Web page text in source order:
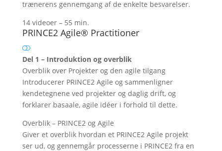
trænerens gennemgang af de enkelte besvarelser.
14 videoer – 55 min.
PRINCE2 Agile® Practitioner
Del 1 – Introduktion og overblik
Overblik over Projekter og den agile tilgang
Introducerer PRINCE2 Agile og sammenligner
kendetegnene ved projekter og daglig drift, og
forklarer basaale, agile idéer i forhold til dette.
Overblik – PRINCE2 og Agile
Giver et overblik hvordan et PRINCE2 Agile projekt
ser ud, og gennemgår processerne i PRINCE2 fra en